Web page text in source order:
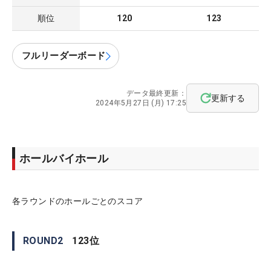
順位 120 123
フルリーダーボード
データ最終更新：
2024年5月27日 (月) 17:25
更新する
ホールバイホール
各ラウンドのホールごとのスコア
ROUND2 123位